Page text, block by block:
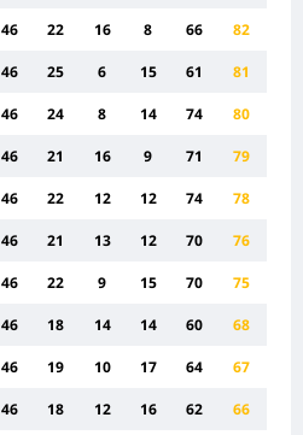
46 22 16 8 66 82
46 25 6 15 61 81
46 24 8 14 74 80
46 21 16 9 71 79
46 22 12 12 74 78
46 21 13 12 70 76
46 22 9 15 70 75
46 18 14 14 60 68
46 19 10 17 64 67
46 18 12 16 62 66